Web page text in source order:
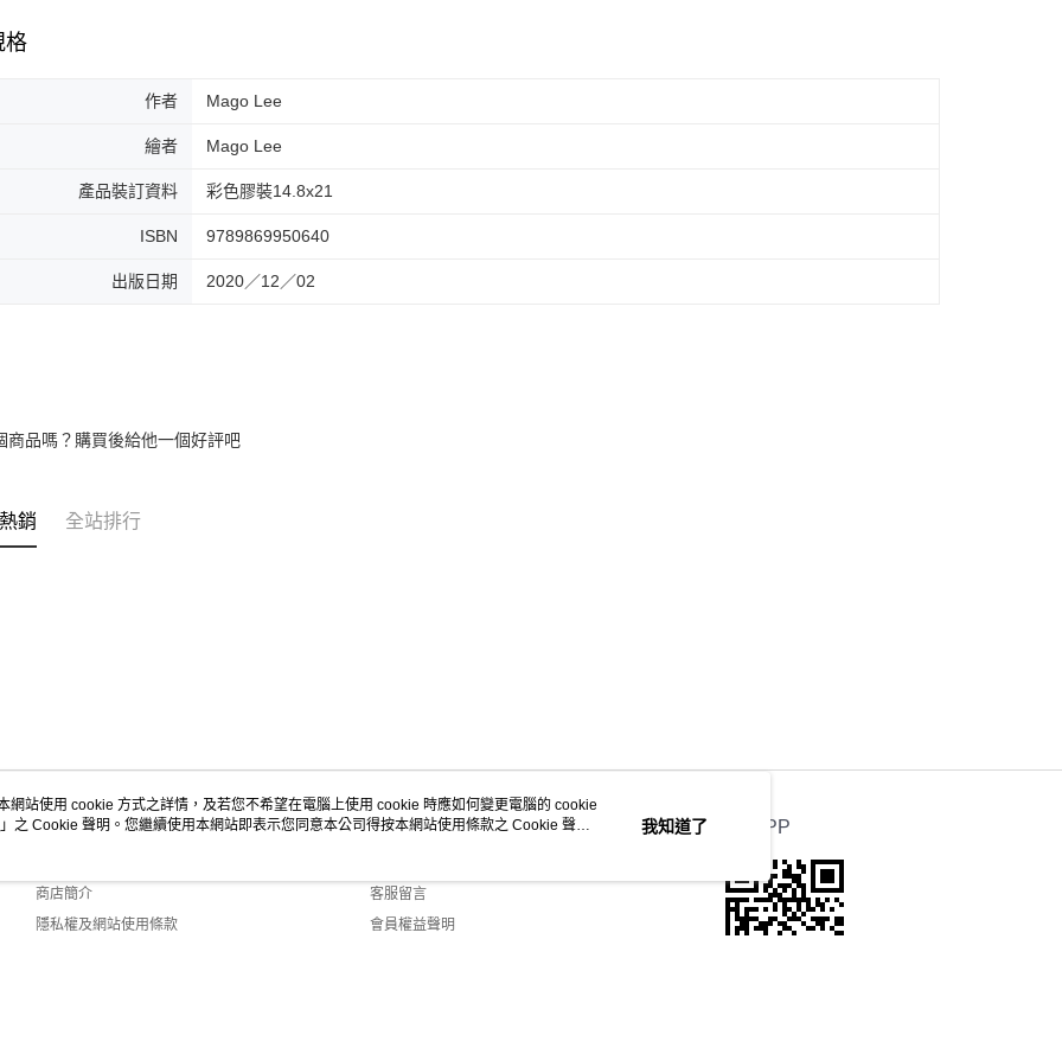
格
作者 Mago Lee
繪者 Mago Lee
產品裝訂資料 彩色膠裝14.8x21
ISBN 9789869950640
出版日期 2020／12／02
商品嗎？購買後給他一個好評吧
銷 全站排行
關於我們
商店簡介
隱私權及網站使用條款
客服資訊
客服留言
會員權益聲明
官方APP
網站使用 cookie 方式之詳情，及若您不希望在電腦上使用 cookie 時應如何變更電腦的 cookie
」之 Cookie 聲明。您繼續使用本網站即表示您同意本公司得按本網站使用條款之 Cookie 聲明
我知道了